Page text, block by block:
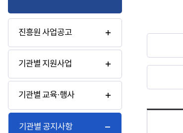
진흥원 사업공고
기관별 지원사업
기관별 교육·행사
기관별 공지사항